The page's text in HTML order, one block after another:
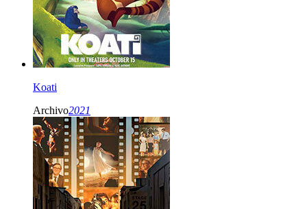
Koati
Archivo2021